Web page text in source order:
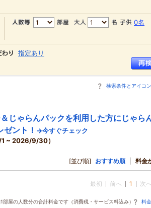
0名
指定あり
検索条件とアイコ
じゃらんパックを利用した方にじゃら
ント！ →今すぐチェック
1 ~ 2026/9/30）
[並び順] おすすめ順 料金
最初 前へ 1 次へ
部屋の人数分の合計料金です（消費税・サービス料込み） 料